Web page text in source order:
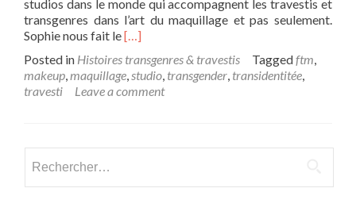
studios dans le monde qui accompagnent les travestis et
transgenres dans l’art du maquillage et pas seulement.
Sophie nous fait leRead
about
Sophie
explore
autour
[…]
Posted in Histoires transgenres & travestis Taggedftm,
makeup,maquillage,studio, transgender, transidentitée,
travesti
Leave a comment